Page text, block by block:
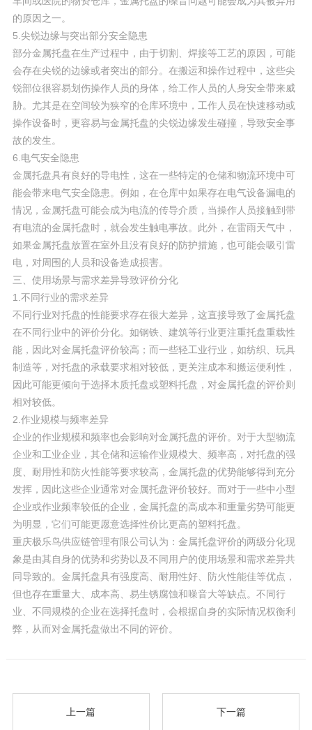
的原因之一。
5.尖锐边缘与突出部分安全隐患
部分金属托盘在生产过程中，由于切割、焊接等工艺的原因，可能
会存在尖锐的边缘或者突出的部分。在搬运和操作过程中，这些尖
锐部位很容易划伤操作人员的身体，给工作人员的人身安全带来威
胁。尤其是在空间较为狭窄的仓库环境中，工作人员在快速移动或
操作设备时，更容易与金属托盘的尖锐边缘发生碰撞，导致安全事
故的发生。
6.电气安全隐患
金属托盘具有良好的导电性，这在一些特定的仓储和物流环境中可
能会带来电气安全隐患。例如，在仓库中如果存在电气设备漏电的
情况，金属托盘可能会成为电流的传导介质，当操作人员接触到带
有电流的金属托盘时，就会发生触电事故。此外，在雷雨天气中，
如果金属托盘放置在室外且没有良好的防护措施，也可能会吸引雷
电，对周围的人员和设备造成损害。
三、使用场景与需求差异导致评价分化
1.不同行业的需求差异
不同行业对托盘的性能要求存在很大差异，这直接导致了金属托盘
在不同行业中的评价分化。如钢铁、建筑等行业更注重托盘重载性
能，因此对金属托盘评价较高；而一些轻工业行业，如纺织、玩具
制造等，对托盘的承载要求相对较低，更关注成本和搬运便利性，
因此可能更倾向于选择木质托盘或塑料托盘，对金属托盘的评价则
相对较低。
2.作业规模与频率差异
企业的作业规模和频率也会影响对金属托盘的评价。对于大型物流
企业和工业企业，其仓储和运输作业规模大、频率高，对托盘的强
度、耐用性和防火性能等要求较高，金属托盘的优势能够得到充分
发挥，因此这些企业通常对金属托盘评价较好。而对于一些中小型
企业或作业频率较低的企业，金属托盘的高成本和重量劣势可能更
为明显，它们可能更愿意选择性价比更高的塑料托盘。
重庆极乐鸟供应链管理有限公司认为：金属托盘评价的两级分化现
象是由其自身的优势和劣势以及不同用户的使用场景和需求差异共
同导致的。金属托盘具有强度高、耐用性好、防火性能佳等优点，
但也存在重量大、成本高、易生锈腐蚀和噪音大等缺点。不同行
业、不同规模的企业在选择托盘时，会根据自身的实际情况权衡利
弊，从而对金属托盘做出不同的评价。
上一篇 下一篇